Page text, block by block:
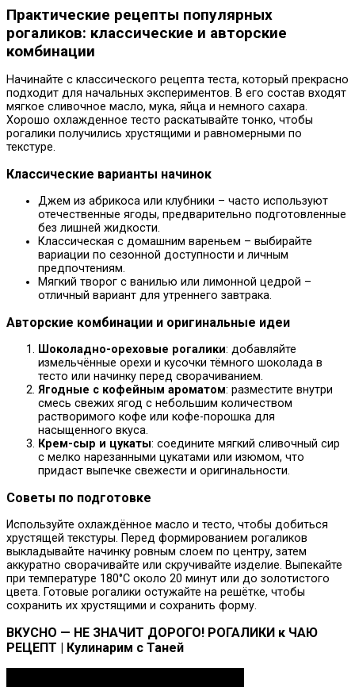
Практические рецепты популярных
рогаликов: классические и авторские
комбинации
Начинайте с классического рецепта теста, который прекрасно
подходит для начальных экспериментов. В его состав входят
мягкое сливочное масло, мука, яйца и немного сахара.
Хорошо охлажденное тесто раскатывайте тонко, чтобы
рогалики получились хрустящими и равномерными по
текстуре.
Классические варианты начинок
Джем из абрикоса или клубники – часто используют
отечественные ягоды, предварительно подготовленные
без лишней жидкости.
Классическая с домашним вареньем – выбирайте
вариации по сезонной доступности и личным
предпочтениям.
Мягкий творог с ванилью или лимонной цедрой –
отличный вариант для утреннего завтрака.
Авторские комбинации и оригинальные идеи
Шоколадно-ореховые рогалики: добавляйте
измельчённые орехи и кусочки тёмного шоколада в
тесто или начинку перед сворачиванием.
Ягодные с кофейным ароматом: разместите внутри
смесь свежих ягод с небольшим количеством
растворимого кофе или кофе-порошка для
насыщенного вкуса.
Крем-сыр и цукаты: соедините мягкий сливочный сир
с мелко нарезанными цукатами или изюмом, что
придаст выпечке свежести и оригинальности.
Советы по подготовке
Используйте охлаждённое масло и тесто, чтобы добиться
хрустящей текстуры. Перед формированием рогаликов
выкладывайте начинку ровным слоем по центру, затем
аккуратно сворачивайте или скручивайте изделие. Выпекайте
при температуре 180°C около 20 минут или до золотистого
цвета. Готовые рогалики остужайте на решётке, чтобы
сохранить их хрустящими и сохранить форму.
ВКУСНО — НЕ ЗНАЧИТ ДОРОГО! РОГАЛИКИ к ЧАЮ
РЕЦЕПТ | Кулинарим с Таней